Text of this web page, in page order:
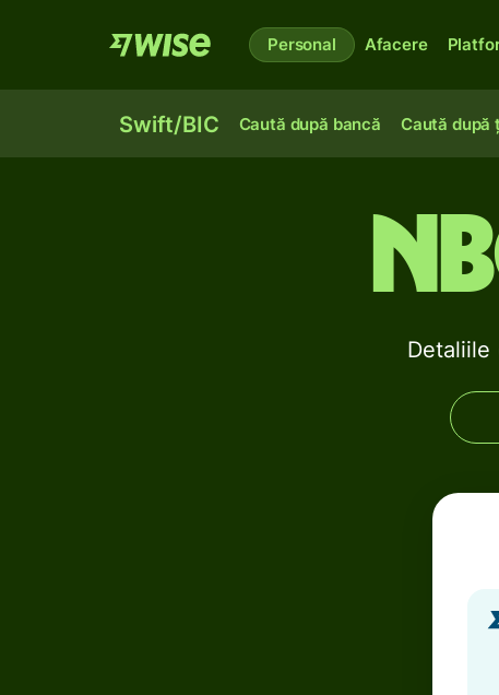
Personal Afacere
Swift/BIC Caută după bancă Caută după
Detaliile